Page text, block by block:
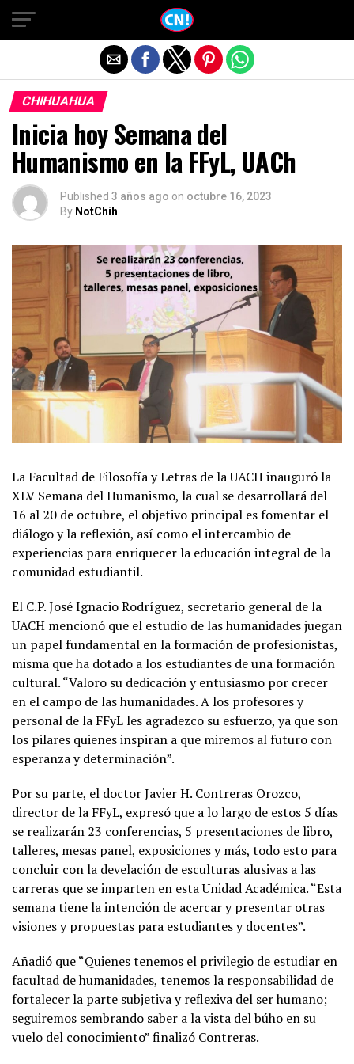
CHIHUAHUA
Inicia hoy Semana del
Humanismo en la FFyL, UACh
Published 3 años ago on octubre 16, 2023
By NotChih
La Facultad de Filosofía y Letras de la UACH inauguró la
XLV Semana del Humanismo, la cual se desarrollará del
16 al 20 de octubre, el objetivo principal es fomentar el
diálogo y la reflexión, así como el intercambio de
experiencias para enriquecer la educación integral de la
comunidad estudiantil.
El C.P. José Ignacio Rodríguez, secretario general de la
UACH mencionó que el estudio de las humanidades juegan
un papel fundamental en la formación de profesionistas,
misma que ha dotado a los estudiantes de una formación
cultural. “Valoro su dedicación y entusiasmo por crecer
en el campo de las humanidades. A los profesores y
personal de la FFyL les agradezco su esfuerzo, ya que son
los pilares quienes inspiran a que miremos al futuro con
esperanza y determinación”.
Por su parte, el doctor Javier H. Contreras Orozco,
director de la FFyL, expresó que a lo largo de estos 5 días
se realizarán 23 conferencias, 5 presentaciones de libro,
talleres, mesas panel, exposiciones y más, todo esto para
concluir con la develación de esculturas alusivas a las
carreras que se imparten en esta Unidad Académica. “Esta
semana tiene la intención de acercar y presentar otras
visiones y propuestas para estudiantes y docentes”.
Añadió que “Quienes tenemos el privilegio de estudiar en
facultad de humanidades, tenemos la responsabilidad de
fortalecer la parte subjetiva y reflexiva del ser humano;
seguiremos sembrando saber a la vista del búho en su
vuelo del conocimiento” finalizó Contreras.
Salir de la versión móvil